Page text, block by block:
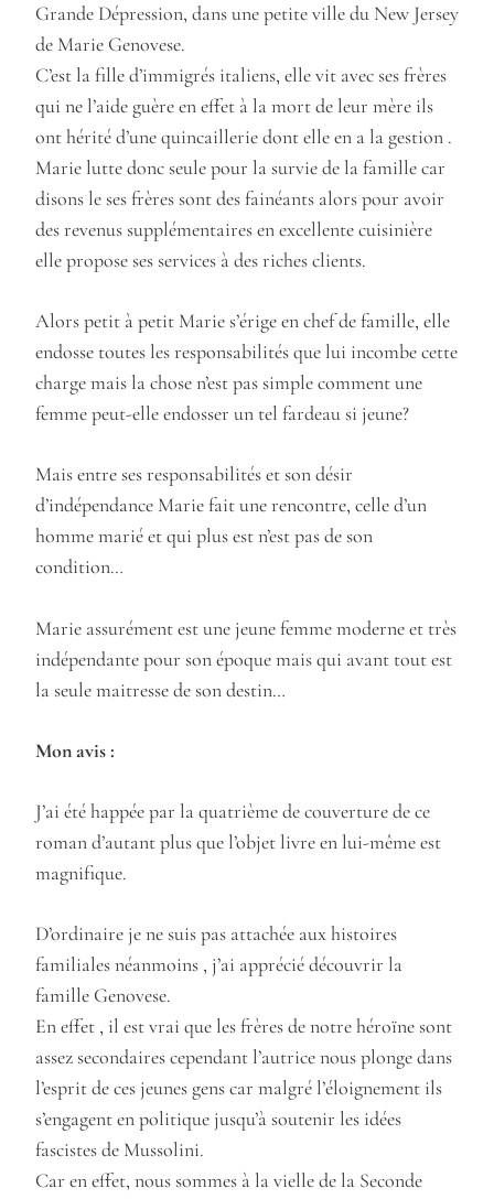
Grande Dépression, dans une petite ville du New Jersey
de Marie Genovese.
C’est la fille d’immigrés italiens, elle vit avec ses frères
qui ne l’aide guère en effet à la mort de leur mère ils
ont hérité d’une quincaillerie dont elle en a la gestion .
Marie lutte donc seule pour la survie de la famille car
disons le ses frères sont des fainéants alors pour avoir
des revenus supplémentaires en excellente cuisinière
elle propose ses services à des riches clients.
Alors petit à petit Marie s’érige en chef de famille, elle
endosse toutes les responsabilités que lui incombe cette
charge mais la chose n’est pas simple comment une
femme peut-elle endosser un tel fardeau si jeune?
Mais entre ses responsabilités et son désir
d’indépendance Marie fait une rencontre, celle d’un
homme marié et qui plus est n’est pas de son
condition…
Marie assurément est une jeune femme moderne et très
indépendante pour son époque mais qui avant tout est
la seule maitresse de son destin…
Mon avis :
J’ai été happée par la quatrième de couverture de ce
roman d’autant plus que l’objet livre en lui-même est
magnifique.
D’ordinaire je ne suis pas attachée aux histoires
familiales néanmoins , j’ai apprécié découvrir la
famille Genovese.
En effet , il est vrai que les frères de notre héroïne sont
assez secondaires cependant l’autrice nous plonge dans
l’esprit de ces jeunes gens car malgré l’éloignement ils
s’engagent en politique jusqu’à soutenir les idées
fascistes de Mussolini.
Car en effet, nous sommes à la vielle de la Seconde